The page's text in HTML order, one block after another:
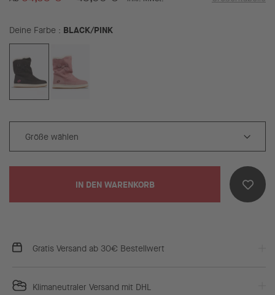
Deine Farbe BLACK/PINK
IN DEN WARENKORB
Gratis Versand ab 30€ Bestellwert
Klimaneutraler Versand mit DHL